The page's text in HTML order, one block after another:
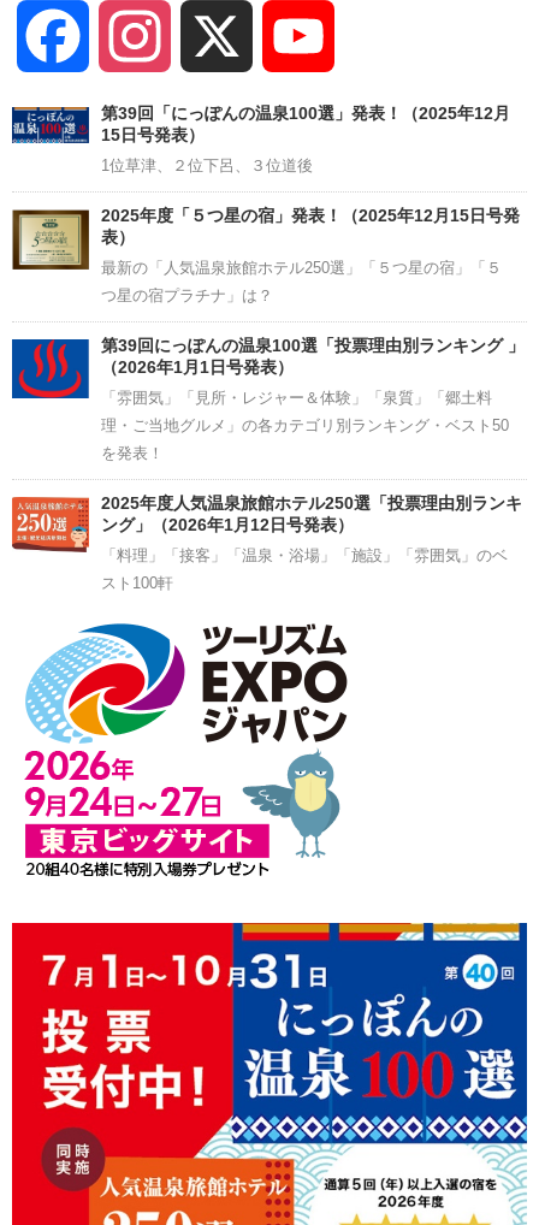
Facebook Instagram
Channel
第39回「にっぽんの温泉100選」発表！（2025年12月
15日号発表）
1位草津、２位下呂、３位道後
2025年度「５つ星の宿」発表！（2025年12月15日号発
表）
最新の「人気温泉旅館ホテル250選」「５つ星の宿」「５
つ星の宿プラチナ」は？
第39回にっぽんの温泉100選「投票理由別ランキング 」
（2026年1月1日号発表）
「雰囲気」「見所・レジャー＆体験」「泉質」「郷土料
理・ご当地グルメ」の各カテゴリ別ランキング・ベスト50
を発表！
2025年度人気温泉旅館ホテル250選「投票理由別ランキ
ング」（2026年1月12日号発表）
「料理」「接客」「温泉・浴場」「施設」「雰囲気」のベ
スト100軒